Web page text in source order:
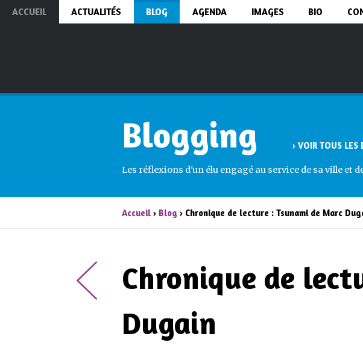
ACCUEIL ACTUALITÉS BLOG AGENDA IMAGES BIO
Blogging › VOIR TOUS LES
Les réflexions d'un élu engagé au service de sa ville et
Accueil › Blog › Chronique de lecture : Tsunami de Marc
Chronique de
Dugain